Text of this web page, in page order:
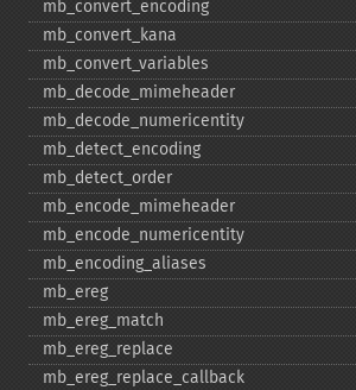
mb_​convert_​encoding
mb_​convert_​kana
mb_​convert_​variables
mb_​decode_​mimeheader
mb_​decode_​numericentity
mb_​detect_​encoding
mb_​detect_​order
mb_​encode_​mimeheader
mb_​encode_​numericentity
mb_​encoding_​aliases
mb_​ereg
mb_​ereg_​match
mb_​ereg_​replace
mb_​ereg_​replace_​callback